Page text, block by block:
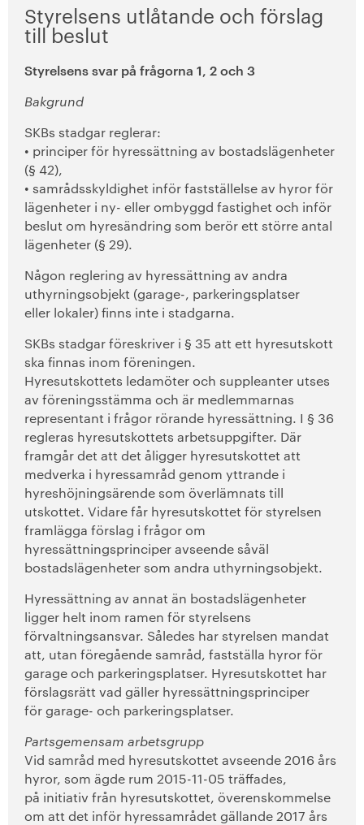
+
Sök ledigt
Våra bostäder
Vår boendeform
Jobba hos oss
Styrelsens utlåtande och förslag
till beslut
Styrelsens svar på frågorna 1, 2 och 3
Bakgrund
SKBs stadgar reglerar:
• principer för hyressättning av bostadslägenheter
(§ 42),
• samrådsskyldighet inför fastställelse av hyror för
lägenheter i ny- eller ombyggd fastighet och inför
beslut om hyresändring som berör ett större antal
lägenheter (§ 29).
Någon reglering av hyressättning av andra
uthyrningsobjekt (garage-, parkeringsplatser
eller lokaler) finns inte i stadgarna.
SKBs stadgar föreskriver i § 35 att ett hyresutskott
ska finnas inom föreningen.
Hyresutskottets ledamöter och suppleanter utses
av föreningsstämma och är medlemmarnas
representant i frågor rörande hyressättning. I § 36
regleras hyresutskottets arbetsuppgifter. Där
framgår det att det åligger hyresutskottet att
medverka i hyressamråd genom yttrande i
hyreshöjningsärende som överlämnats till
utskottet. Vidare får hyresutskottet för styrelsen
framlägga förslag i frågor om
hyressättningsprinciper avseende såväl
bostadslägenheter som andra uthyrningsobjekt.
Hyressättning av annat än bostadslägenheter
ligger helt inom ramen för styrelsens
förvaltningsansvar. Således har styrelsen mandat
att, utan föregående samråd, fastställa hyror för
garage och parkeringsplatser. Hyresutskottet har
förslagsrätt vad gäller hyressättningsprinciper
för garage- och parkeringsplatser.
Partsgemensam arbetsgrupp
Vid samråd med hyresutskottet avseende 2016 års
hyror, som ägde rum 2015-11-05 träffades,
på initiativ från hyresutskottet, överenskommelse
om att det inför hyressamrådet gällande 2017 års